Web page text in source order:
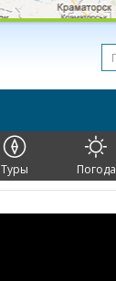
Туры Погода